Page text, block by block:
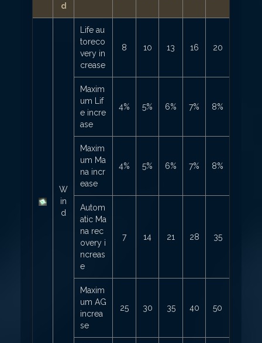
d
W
in
d
Life au
toreco
very in
crease
8 10 13 16 20
Maxim
um Lif
e incre
ase
4% 5% 6% 7% 8%
Maxim
um Ma
na incr
ease
4% 5% 6% 7% 8%
Autom
atic Ma
na rec
overy i
ncreas
e
7 14 21 28 35
Maxim
um AG
increa
se
25 30 35 40 50